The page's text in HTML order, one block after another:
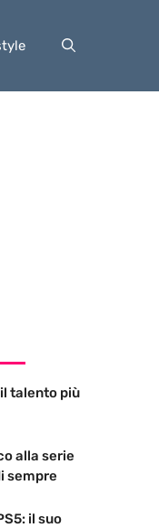
talento più
alla serie
sempre
il suo